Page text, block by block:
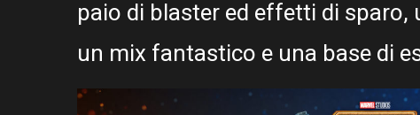
paio di blaster ed effetti di
un mix fantastico e una base di